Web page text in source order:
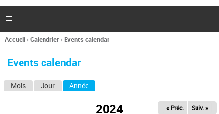
l
h
e

Vous
ici
Accueil›Calendrier› Events calendar
Events calendar
Mois Jour Année
2024 « Préc. Suiv. »